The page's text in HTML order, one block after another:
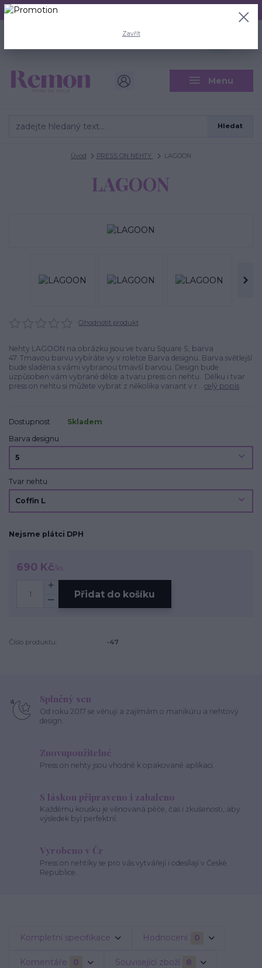
Aktuální doba odeslání je 3 - 5 pracovních dní.
Menu
CZK
Hledat
Úvod PRESS ON NEHTY LAGOON
LAGOON
Ohodnotit produkt
Nehty LAGOON na obrázku jsou ve tvaru Square S, barva
47. Tmavou barvu vybíráte vy v roletce Barva designu. Barva světlejší
bude sladěna s vámi vybranou tmavší barvou. Design bude
uzpůsoben vám vybrané délce a tvaru press on nehtu. Délku i tvar
press on nehtu si můžete vybrat z několika variant v r... celý popis
Dostupnost
Skladem
Barva designu
Tvar nehtu
Nejsme plátci DPH
690 Kč/ks
Přidat do košíku
Číslo produktu: -47
Splněný sen
Od roku 2017 se věnuji a zajímám o manikúru a nehtový
design.
Znovupoužitelné
Press on nehty jsou vhodné k opakované aplikaci.
S láskou připraveno i zabaleno
Každému kousku je věnovaná péče, čas i zkušenosti, aby
výsledek byl perfektní.
Vyrobeno v Čr
Press on nehtíky se pro vás vytvářejí i odesílají v České
Republice.
Kompletní specifikace Hodnocení 0
Komentáře 0 Související zboží 8
Zavřít